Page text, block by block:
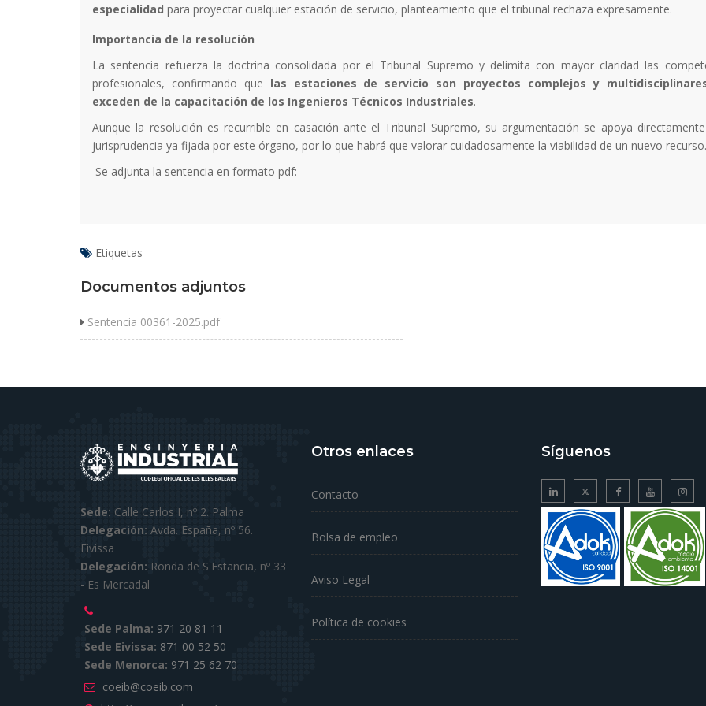
especialidad para proyectar cualquier estación de servicio, planteamiento que el tribunal rechaza expresamente.
Importancia de la resolución
La sentencia refuerza la doctrina consolidada por el Tribunal Supremo y delimita con mayor claridad las
profesionales, confirmando que las estaciones de servicio son proyectos complejos y
exceden de la capacitación de los Ingenieros Técnicos Industriales.
Aunque la resolución es recurrible en casación ante el Tribunal Supremo, su argumentación se apoya
jurisprudencia ya fijada por este órgano, por lo que habrá que valorar cuidadosamente la viabilidad de un nuevo recurso.
Se adjunta la sentencia en formato pdf:
Etiquetas
Documentos adjuntos
Sentencia 00361-2025.pdf
Sede: Calle Carlos I, nº 2. Palma
Delegación: Avda. España, nº 56.
Eivissa
Delegación: Ronda de S'Estancia, nº 33
- Es Mercadal
Sede Palma: 971 20 81 11
Sede Eivissa: 871 00 52 50
Sede Menorca: 971 25 62 70
coeib@coeib.com
Otros enlaces
Contacto
Bolsa de empleo
Aviso Legal
Política de cookies
Síguenos